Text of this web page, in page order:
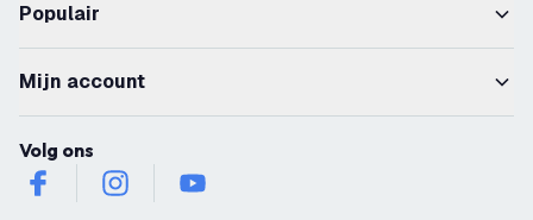
Populair
Mijn account
Volg ons
facebookinstagramyoutube